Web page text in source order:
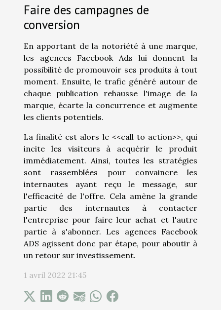
Faire des campagnes de
conversion
En apportant de la notoriété à une marque,
les agences Facebook Ads lui donnent la
possibilité de promouvoir ses produits à tout
moment. Ensuite, le trafic généré autour de
chaque publication rehausse l'image de la
marque, écarte la concurrence et augmente
les clients potentiels.
La finalité est alors le <<call to action>>, qui
incite les visiteurs à acquérir le produit
immédiatement. Ainsi, toutes les stratégies
sont rassemblées pour convaincre les
internautes ayant reçu le message, sur
l'efficacité de l'offre. Cela amène la grande
partie des internautes à contacter
l'entreprise pour faire leur achat et l'autre
partie à s'abonner. Les agences Facebook
ADS agissent donc par étape, pour aboutir à
un retour sur investissement.
1 avril 2022 21:45